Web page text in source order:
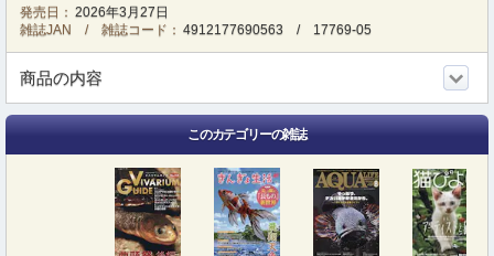
発売日： 2026年3月27日
雑誌JAN / 雑誌コード： 4912177690563 / 17769-05
商品の内容
このカテゴリーの雑誌